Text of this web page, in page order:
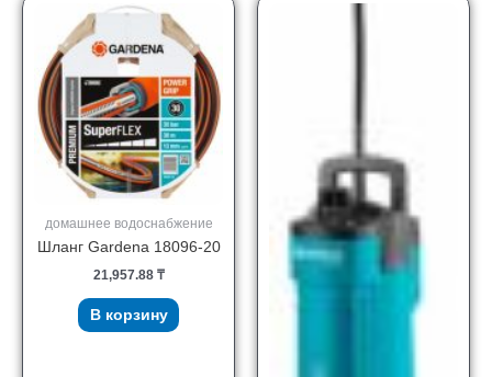
домашнее водоснабжение
Шланг Gardena 18096-20
21,957.88 ₸
В корзину